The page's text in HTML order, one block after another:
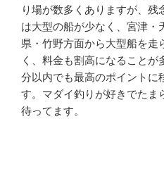
り場が数多くありますが、
は大型の船が少なく、宮津・
県・竹野方面から大型船を走
く、料金も割高になること
分以内でも最高のポイントに
す。マダイ釣りが好きでたま
待ってます。